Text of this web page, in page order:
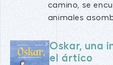
camino, se
animales
Oskar, una
el ártico